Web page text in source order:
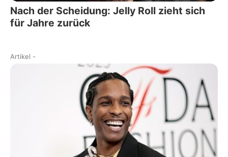
Nach der Scheidung: Jelly Roll zieht sich
für Jahre zurück
Artikel -